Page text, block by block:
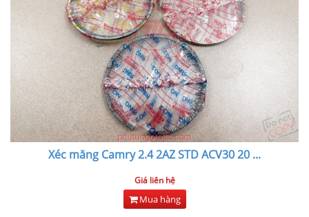
Xéc măng Camry 2.4 2AZ STD ACV30 20 ...
Giá liên hệ
Mua hàng